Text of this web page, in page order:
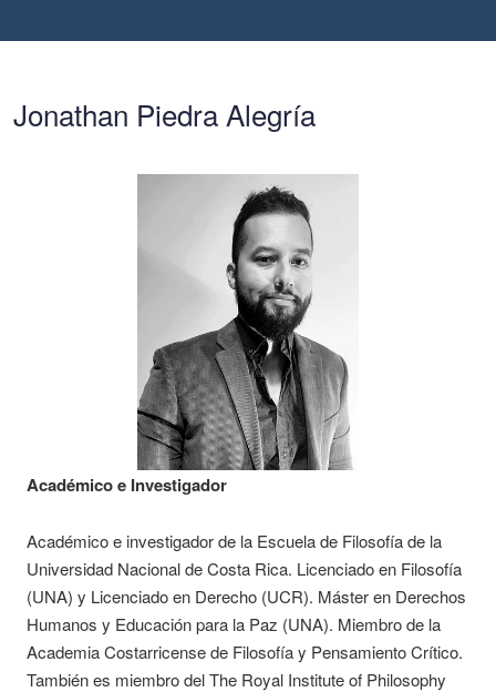
Jonathan Piedra Alegría
Académico e Investigador
Académico e investigador de la Escuela de Filosofía de la
Universidad Nacional de Costa Rica. Licenciado en Filosofía
(UNA) y Licenciado en Derecho (UCR). Máster en Derechos
Humanos y Educación para la Paz (UNA). Miembro de la
Academia Costarricense de Filosofía y Pensamiento Crítico.
También es miembro del The Royal Institute of Philosophy